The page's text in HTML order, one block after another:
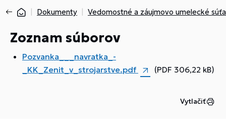
Dokumenty Vedomostné a záujmovo umelecké
Zoznam súborov
Pozvanka___navratka_-
_KK_Zenit_v_strojarstve.pdf
(PDF 306,22 kB)
Vytlačiť